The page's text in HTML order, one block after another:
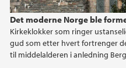
Det moderne Norge ble
Kirkeklokker som ringer
gud som etter hvert fortrenger
til middelalderen i anledning